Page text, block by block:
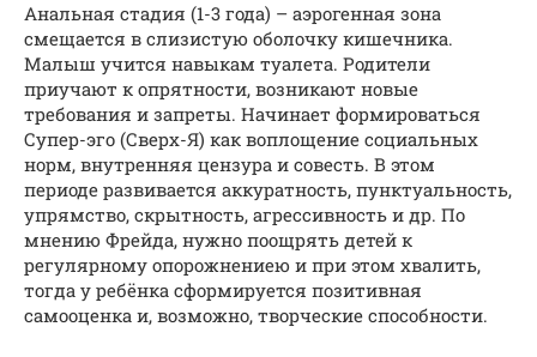
Анальная стадия (1-3 года) – аэрогенная зона
смещается в слизистую оболочку кишечника.
Малыш учится навыкам туалета. Родители
приучают к опрятности, возникают новые
требования и запреты. Начинает формироваться
Супер-эго (Сверх-Я) как воплощение социальных
норм, внутренняя цензура и совесть. В этом
периоде развивается аккуратность, пунктуальность,
упрямство, скрытность, агрессивность и др. По
мнению Фрейда, нужно поощрять детей к
регулярному опорожнениею и при этом хвалить,
тогда у ребёнка сформируется позитивная
самооценка и, возможно, творческие способности.